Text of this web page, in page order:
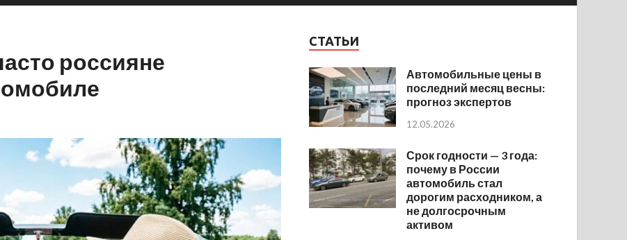
россияне
СТАТЬИ
Автомобильные цены в
последний месяц весны:
прогноз экспертов
12.05.2026
Срок годности — 3 года:
почему в России
автомобиль стал
дорогим расходником, а
не долгосрочным
активом